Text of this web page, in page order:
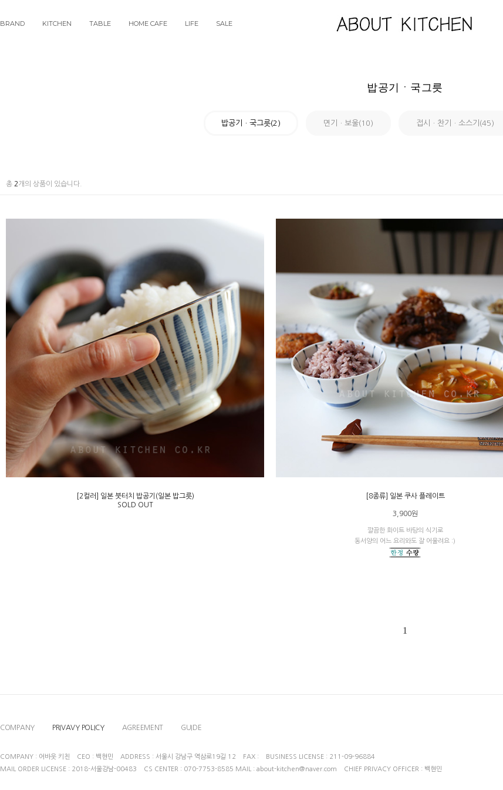
BRAND KITCHEN TABLE HOME CAFE LIFE SALE
밥공기ㆍ국그릇
밥공기ㆍ국그릇(2) 면기ㆍ보울(10) 접시ㆍ찬기ㆍ소스기(45)
총 2개의 상품이 있습니다.
[2컬러] 일본 붓터치 밥공기(일본 밥그릇)
SOLD OUT
[8종류] 일본 쿠사 플레이트
3,900원
깔끔한 화이트 바탕의 식기로
동서양의 어느 요리와도 잘 어울려요 :)
1
COMPANY PRIVAVY POLICY AGREEMENT GUIDE
COMPANY : 어바웃 키친 CEO : 백현민 ADDRESS : 서울시 강남구 역삼로19길 12 FAX : BUSINESS LICENSE : 211-09-96884
MAIL ORDER LICENSE : 2018-서울강남-00483 CS CENTER : 070-7753-8585 MAIL : about-kitchen@naver.com CHIEF PRIVACY OFFICER : 백현민